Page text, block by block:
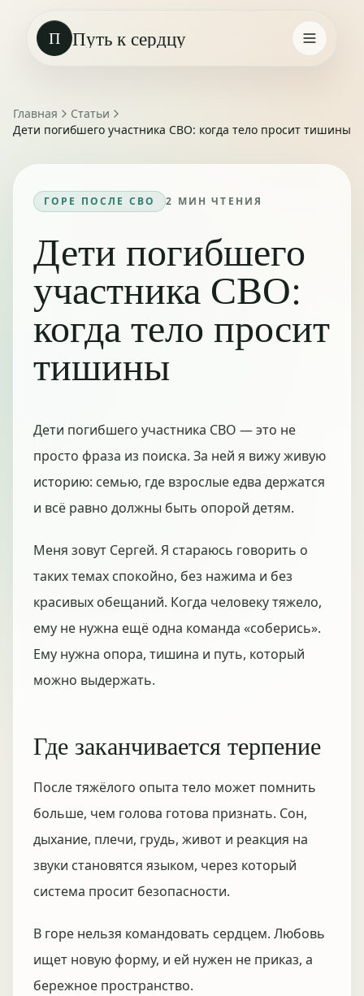
П Путь к сердцу
Главная
Статьи
Дети погибшего участника СВО: когда тело просит тишины
ГОРЕ ПОСЛЕ СВО 2 МИН ЧТЕНИЯ
Дети погибшего
участника СВО:
когда тело просит
тишины
Дети погибшего участника СВО — это не
просто фраза из поиска. За ней я вижу живую
историю: семью, где взрослые едва держатся
и всё равно должны быть опорой детям.
Меня зовут Сергей. Я стараюсь говорить о
таких темах спокойно, без нажима и без
красивых обещаний. Когда человеку тяжело,
ему не нужна ещё одна команда «соберись».
Ему нужна опора, тишина и путь, который
можно выдержать.
Где заканчивается терпение
После тяжёлого опыта тело может помнить
больше, чем голова готова признать. Сон,
дыхание, плечи, грудь, живот и реакция на
звуки становятся языком, через который
система просит безопасности.
В горе нельзя командовать сердцем. Любовь
ищет новую форму, и ей нужен не приказ, а
бережное пространство.